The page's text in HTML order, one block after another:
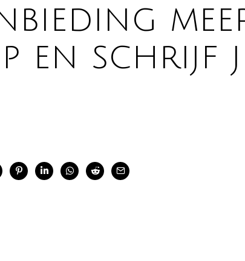
en schrijf